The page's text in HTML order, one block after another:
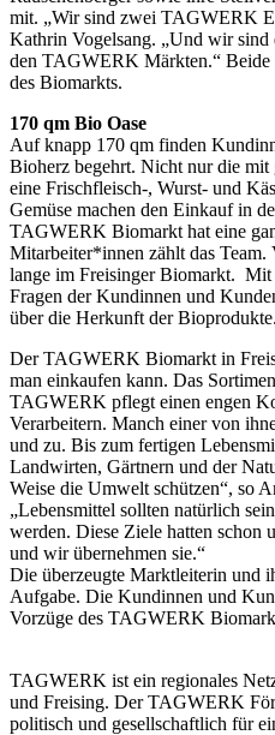
mit. „Wir sind zwei TAGWERK
Kathrin Vogelsang. „Und wir sind
den TAGWERK Märkten.“ Beide
des Biomarkts.
170 qm Bio Oase
Auf knapp 170 qm finden
Bioherz begehrt. Nicht nur die
eine Frischfleisch-, Wurst- und
Gemüse machen den Einkauf in
TAGWERK Biomarkt hat eine
Mitarbeiter*innen zählt das Team.
lange im Freisinger Biomarkt. Mit
Fragen der Kundinnen und
über die Herkunft der Bioprodukte.
Der TAGWERK Biomarkt in
man einkaufen kann. Das
TAGWERK pflegt einen engen
Verarbeitern. Manch einer von
und zu. Bis zum fertigen
Landwirten, Gärtnern und der
Weise die Umwelt schützen“, so
„Lebensmittel sollten natürlich
werden. Diese Ziele hatten schon
und wir übernehmen sie.“
Die überzeugte Marktleiterin und
Aufgabe. Die Kundinnen und
Vorzüge des TAGWERK
TAGWERK ist ein regionales
und Freising. Der TAGWERK
politisch und gesellschaftlich für